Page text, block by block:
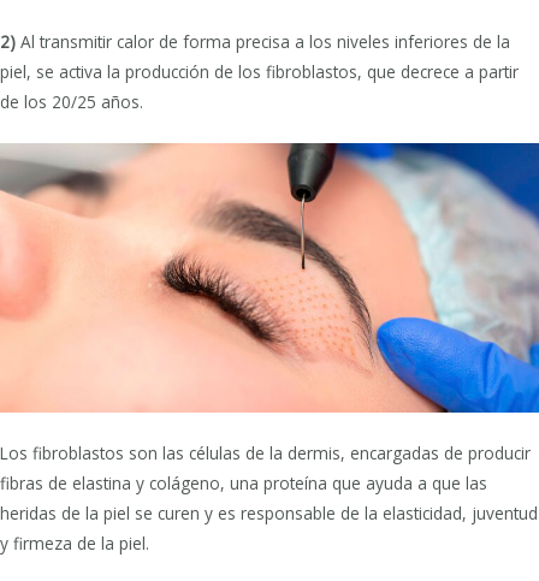
2) Al transmitir calor de forma precisa a los niveles inferiores de la
piel, se activa la producción de los fibroblastos, que decrece a partir
de los 20/25 años.
Los fibroblastos son las células de la dermis, encargadas de producir
fibras de elastina y colágeno, una proteína que ayuda a que las
heridas de la piel se curen y es responsable de la elasticidad, juventud
y firmeza de la piel.